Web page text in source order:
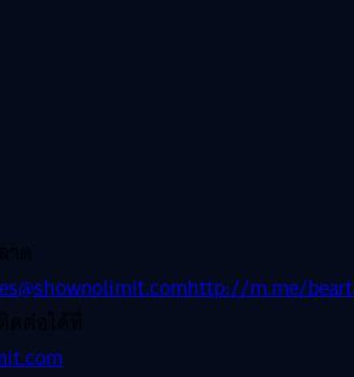
าด
http://m.me/
ดต่อได้ที่